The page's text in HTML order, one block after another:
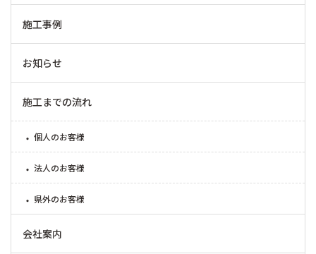
施工事例
お知らせ
施工までの流れ
個人のお客様
法人のお客様
県外のお客様
会社案内